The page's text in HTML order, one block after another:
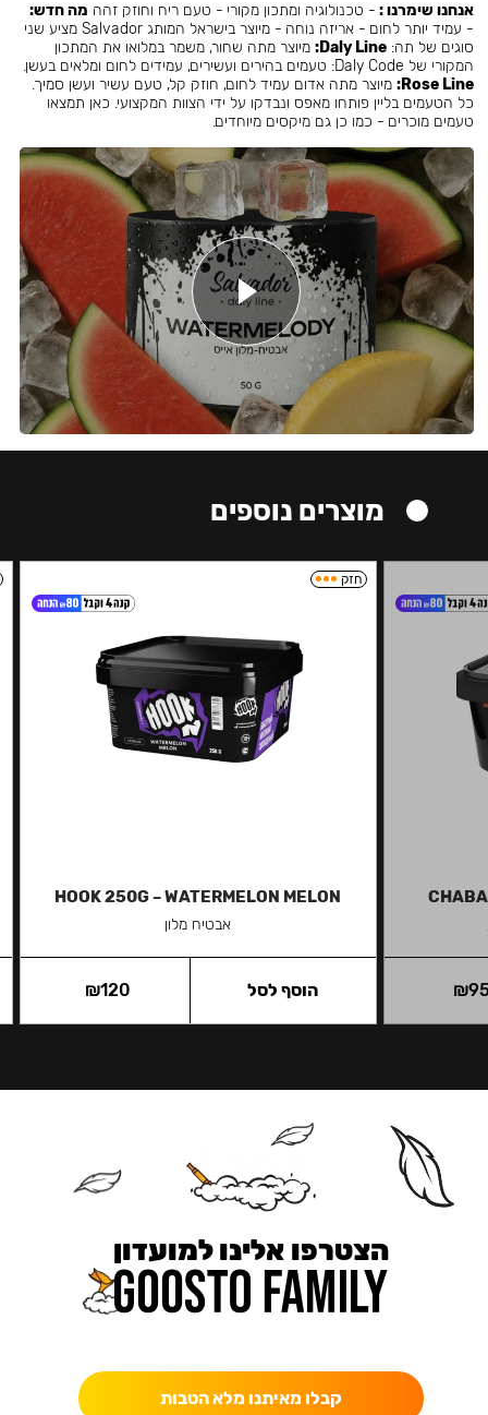
אנחנו שימרנו : - טכנולוגיה ומתכון מקורי - טעם ריח וחוזק זהה מה חדש:
- עמיד יותר לחום - אריזה נוחה - מיוצר בישראל המותג Salvador מציע שני
סוגים של תה:Daly Line: מיוצר מתה שחור, משמר במלואו את המתכון
המקורי של Daly Code: טעמים בהירים ועשירים, עמידים לחום ומלאים בעשן.
Rose Line: מיוצר מתה אדום עמיד לחום, חוזק קל, טעם עשיר ועשן סמיך.
כל הטעמים בליין פותחו מאפס ונבדקו על ידי הצוות המקצועי. כאן תמצאו
טעמים מוכרים - כמו כן גם מיקסים מיוחדים.
מוצרים נוספים
₪
חזק
HOOK 250G – WATERMELON MELON
אבטיח מלון
₪120 הוסף לסל
הצטרפו אלינו למועדון
קבלו מאיתנו מלא הטבות